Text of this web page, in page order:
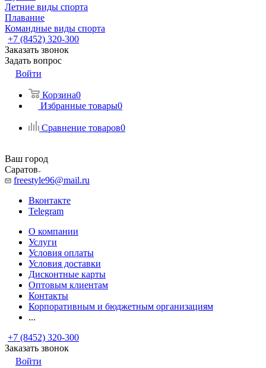
Летние виды спорта
Плавание
Командные виды спорта
+7 (8452) 320-300
Заказать звонок
Задать вопрос
Войти
Корзина0
Избранные товары0
Сравнение товаров0
Ваш город
Саратов
freestyle96@mail.ru
Вконтакте
Telegram
О компании
Услуги
Условия оплаты
Условия доставки
Дисконтные карты
Оптовым клиентам
Контакты
Корпоративным и бюджетным организациям
...
+7 (8452) 320-300
Заказать звонок
Войти